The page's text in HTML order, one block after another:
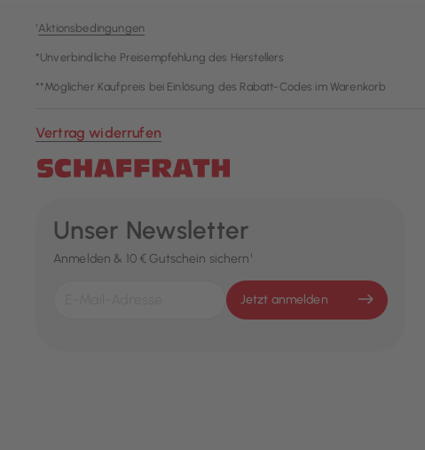
¹Aktionsbedingungen
*Unverbindliche Preisempfehlung des Herstellers
**Möglicher Kaufpreis bei Einlösung des Rabatt-Codes im Warenkorb
Vertrag widerrufen
Unser Newsletter
Anmelden & 10 € Gutschein sichern¹
Jetzt anmelden